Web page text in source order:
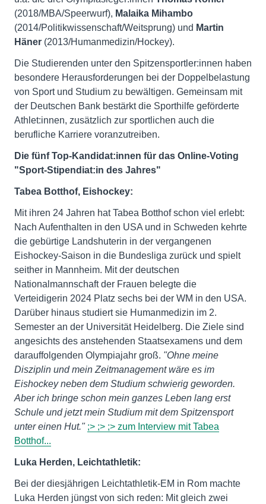
(2018/MBA/Speerwurf), Malaika Mihambo
(2014/Politikwissenschaft/Weitsprung) und Martin
Häner (2013/Humanmedizin/Hockey).
Die Studierenden unter den Spitzensportler:innen haben
besondere Herausforderungen bei der Doppelbelastung
von Sport und Studium zu bewältigen. Gemeinsam mit
der Deutschen Bank bestärkt die Sporthilfe geförderte
Athlet:innen, zusätzlich zur sportlichen auch die
berufliche Karriere voranzutreiben.
Die fünf Top-Kandidat:innen für das Online-Voting
"Sport-Stipendiat:in des Jahres"
Tabea Botthof, Eishockey:
Mit ihren 24 Jahren hat Tabea Botthof schon viel erlebt:
Nach Aufenthalten in den USA und in Schweden kehrte
die gebürtige Landshuterin in der vergangenen
Eishockey-Saison in die Bundesliga zurück und spielt
seither in Mannheim. Mit der deutschen
Nationalmannschaft der Frauen belegte die
Verteidigerin 2024 Platz sechs bei der WM in den USA.
Darüber hinaus studiert sie Humanmedizin im 2.
Semester an der Universität Heidelberg. Die Ziele sind
angesichts des anstehenden Staatsexamens und dem
darauffolgenden Olympiajahr groß. "Ohne meine
Disziplin und mein Zeitmanagement wäre es im
Eishockey neben dem Studium schwierig geworden.
Aber ich bringe schon mein ganzes Leben lang erst
Schule und jetzt mein Studium mit dem Spitzensport
unter einen Hut." ;> ;> ;> zum Interview mit Tabea
Botthof...
Luka Herden, Leichtathletik:
Bei der diesjährigen Leichtathletik-EM in Rom machte
Luka Herden jüngst von sich reden: Mit gleich zwei